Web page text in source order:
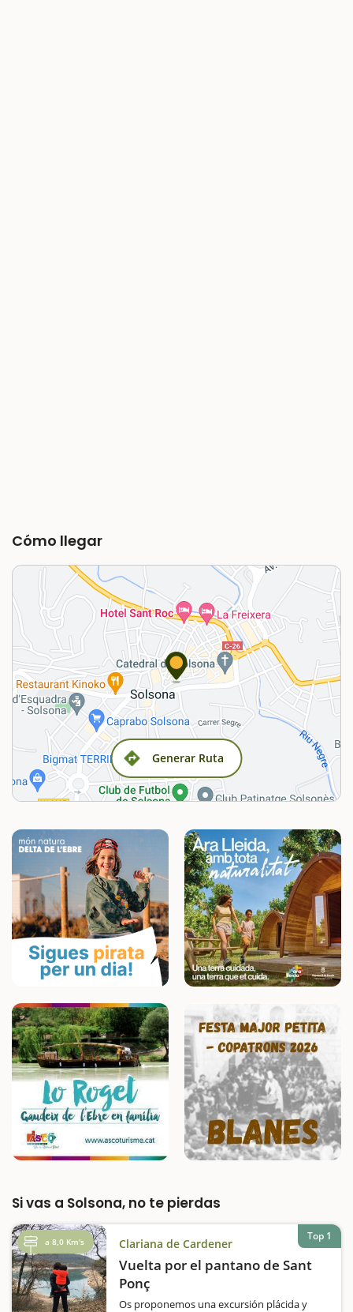
Cómo llegar
Generar Ruta
Si vas a Solsona, no te pierdas
a 8,0 Km's Clariana de Cardener
Vuelta por el pantano de Sant
Ponç
Os proponemos una excursión plácida y
Top 1